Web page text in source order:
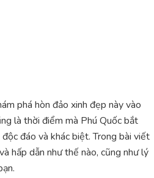
phá hòn đảo xinh đẹp này vào
là thời điểm mà Phú Quốc bắt
đáo và khác biệt. Trong bài viết
hấp dẫn như thế nào, cũng như lý